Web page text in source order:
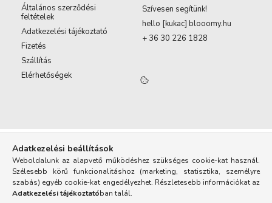
Általános szerződési
feltételek
Adatkezelési tájékoztató
Fizetés
Szállítás
Elérhetőségek
Szívesen segítünk!
hello [kukac] blooomy.hu
+ 36 30 226 1828
Adatkezelési beállítások
Weboldalunk az alapvető működéshez szükséges cookie-kat használ.
Szélesebb körű funkcionalitáshoz (marketing, statisztika, személyre
szabás) egyéb cookie-kat engedélyezhet. Részletesebb információkat az
Adatkezelési tájékoztatóban talál.